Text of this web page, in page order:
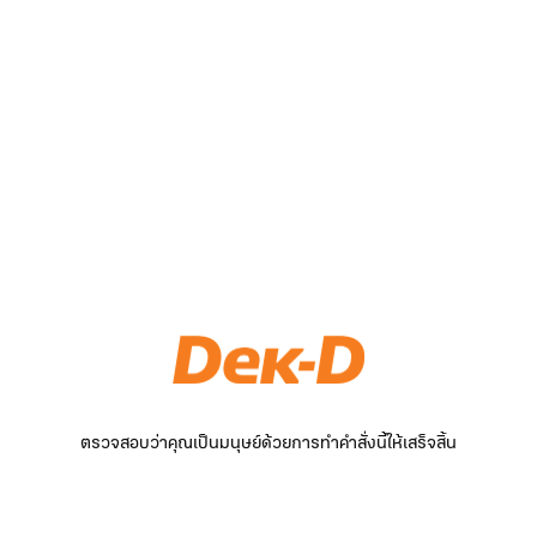
ตรวจสอบว่าคุณเป็นมนุษย์ด้วยการทำคำสั่งนี้ให้เสร็จสิ้น